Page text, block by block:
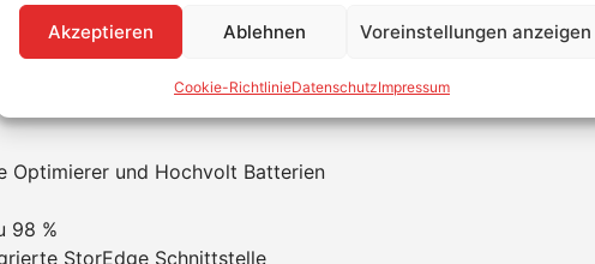
Akzeptieren Ablehnen Voreinstellungen anzeigen
Cookie-RichtlinieDatenschutzImpressum
sind Sie noch schneller! Die Verkabelung zwischen
www.solaredge.com/de/warranty erworben werden.
Optimierer und Hochvolt Batterien
98 %
StorEdge Schnittstelle